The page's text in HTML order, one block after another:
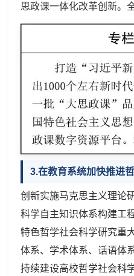
思政课一体化改革创新。
3.在教育系统加快推进
创新实施马克思主义理论
科学自主知识体系构建工
特色哲学社会科学研究重
体系、学术体系、话语体
持续建设高校哲学社会科